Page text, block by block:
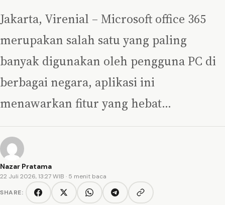
Jakarta, Virenial – Microsoft office 365
merupakan salah satu yang paling
banyak digunakan oleh pengguna PC di
berbagai negara, aplikasi ini
menawarkan fitur yang hebat…
Nazar Pratama
22 Juli 2026, 13:27 WIB · 5 menit baca
SHARE:
FacebookTwitter/XWhatsAppTelegramCopy link